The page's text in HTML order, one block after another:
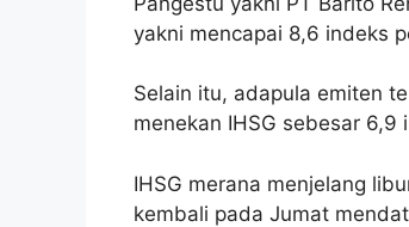
yakni mencapai 8,6 indeks
Selain itu, adapula emiten
menekan IHSG sebesar 6,9
IHSG merana menjelang
kembali pada Jumat